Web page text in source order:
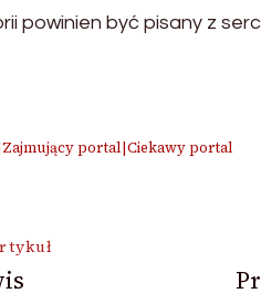
powinien być pisany z
portal|Ciekawy portal